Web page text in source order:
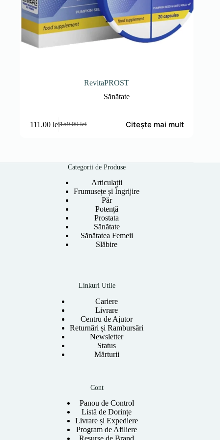
RevitaPROST
Sănătate
159.00lei
Prețul
159.00 lei.
111.00 leiPrețul
Citește mai mult
Categorii de Produse
Articulații
Frumusețe și Îngrijire
Păr
Potență
Prostata
Sănătate
Sănătatea Femeii
Slăbire
Linkuri Utile
Cariere
Livrare
Centru de Ajutor
Returnări și Rambursări
Newsletter
Status
Mărturii
Cont
Panou de Control
Listă de Dorințe
Livrare și Expediere
Program de Afiliere
Resurse de Brand